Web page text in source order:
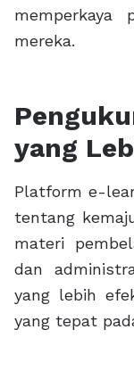
memperkaya
mereka.
yang
Platform e-
tentang
materi
dan
yang lebih
yang tepat